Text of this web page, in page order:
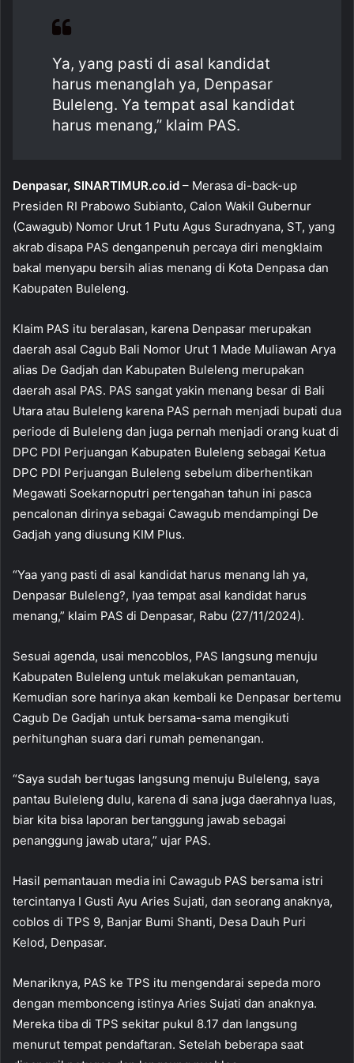
b
o
o
k
p
Ya, yang pasti di asal kandidat
harus menanglah ya, Denpasar
Buleleng. Ya tempat asal kandidat
harus menang,” klaim PAS.
Denpasar, SINARTIMUR.co.id – Merasa di-back-up
Presiden RI Prabowo Subianto, Calon Wakil Gubernur
(Cawagub) Nomor Urut 1 Putu Agus Suradnyana, ST, yang
akrab disapa PAS denganpenuh percaya diri mengklaim
bakal menyapu bersih alias menang di Kota Denpasa dan
Kabupaten Buleleng.
Klaim PAS itu beralasan, karena Denpasar merupakan
daerah asal Cagub Bali Nomor Urut 1 Made Muliawan Arya
alias De Gadjah dan Kabupaten Buleleng merupakan
daerah asal PAS. PAS sangat yakin menang besar di Bali
Utara atau Buleleng karena PAS pernah menjadi bupati dua
periode di Buleleng dan juga pernah menjadi orang kuat di
DPC PDI Perjuangan Kabupaten Buleleng sebagai Ketua
DPC PDI Perjuangan Buleleng sebelum diberhentikan
Megawati Soekarnoputri pertengahan tahun ini pasca
pencalonan dirinya sebagai Cawagub mendampingi De
Gadjah yang diusung KIM Plus.
“Yaa yang pasti di asal kandidat harus menang lah ya,
Denpasar Buleleng?, Iyaa tempat asal kandidat harus
menang,” klaim PAS di Denpasar, Rabu (27/11/2024).
Sesuai agenda, usai mencoblos, PAS langsung menuju
Kabupaten Buleleng untuk melakukan pemantauan,
Kemudian sore harinya akan kembali ke Denpasar bertemu
Cagub De Gadjah untuk bersama-sama mengikuti
perhitunghan suara dari rumah pemenangan.
“Saya sudah bertugas langsung menuju Buleleng, saya
pantau Buleleng dulu, karena di sana juga daerahnya luas,
biar kita bisa laporan bertanggung jawab sebagai
penanggung jawab utara,” ujar PAS.
Hasil pemantauan media ini Cawagub PAS bersama istri
tercintanya I Gusti Ayu Aries Sujati, dan seorang anaknya,
coblos di TPS 9, Banjar Bumi Shanti, Desa Dauh Puri
Kelod, Denpasar.
Menariknya, PAS ke TPS itu mengendarai sepeda moro
dengan membonceng istinya Aries Sujati dan anaknya.
Mereka tiba di TPS sekitar pukul 8.17 dan langsung
menurut tempat pendaftaran. Setelah beberapa saat